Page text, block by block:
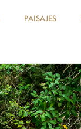
PAISAJES